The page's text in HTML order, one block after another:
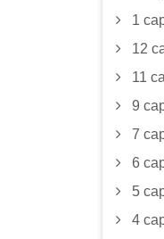
1
12
11
9
7
6
5
4